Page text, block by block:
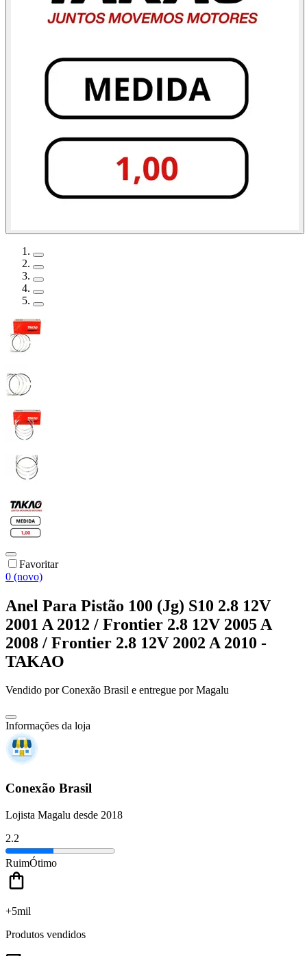
Favoritar
0 (novo)
Anel Para Pistão 100 (Jg) S10 2.8 12V
2001 A 2012 / Frontier 2.8 12V 2005 A
2008 / Frontier 2.8 12V 2002 A 2010 -
TAKAO
Vendido porConexão Brasil e entregue por Magalu
Informações da loja
Conexão Brasil
Lojista Magalu desde 2018
2.2
RuimÓtimo
+5mil
Produtos vendidos